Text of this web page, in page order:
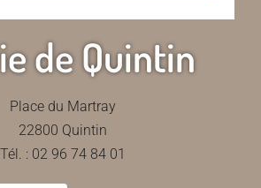
de Quintin
Place du Martray
22800 Quintin
Tél. : 02 96 74 84 01